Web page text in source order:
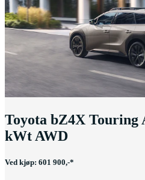
Toyota bZ4X Touring
kWt AWD
Ved kjøp: 601 900,-*